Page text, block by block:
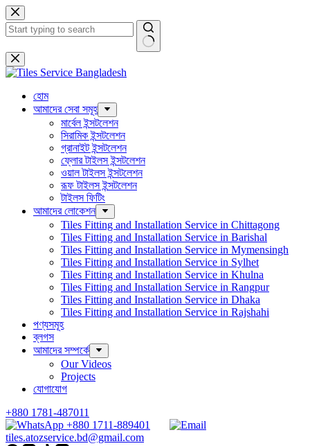
Skip
to
content
No
results
হোম
আমাদের সেবা সমূহ
মার্বেল ইন্সটলেশন
সিরামিক ইন্সটলেশন
গ্রানাইট ইন্সটলেশন
ফ্লোর টাইলস ইন্সটলেশন
ওয়াল টাইলস ইন্সটলেশন
রূফ টাইলস ইন্সটলেশন
টাইলস ফিটিং
আমাদের লোকেশন
Tiles Fitting and Installation Service in Chittagong
Tiles Fitting and Installation Service in Barishal
Tiles Fitting and Installation Service in Mymensingh
Tiles Fitting and Installation Service in Sylhet
Tiles Fitting and Installation Service in Khulna
Tiles Fitting and Installation Service in Rangpur
Tiles Fitting and Installation Service in Dhaka
Tiles Fitting and Installation Service in Rajshahi
পণ্যসমূহ
ব্লগস
আমাদের সম্পর্কে
Our Videos
Projects
যোগাযোগ
+880 1781-487011
+880 1711-889401
tiles.atozservice.bd@gmail.com